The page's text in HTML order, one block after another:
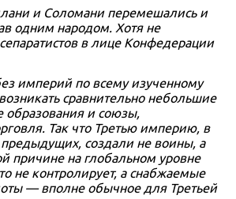
и Соломани перемешались и
одним народом. Хотя не
в лице Конфедерации
империй по всему изученному
сравнительно небольшие
образования и союзы,
Так что Третью империю, в
предыдущих, создали не воины, а
причине на глобальном уровне
не контролирует, а снабжаемые
— вполне обычное для Третьей